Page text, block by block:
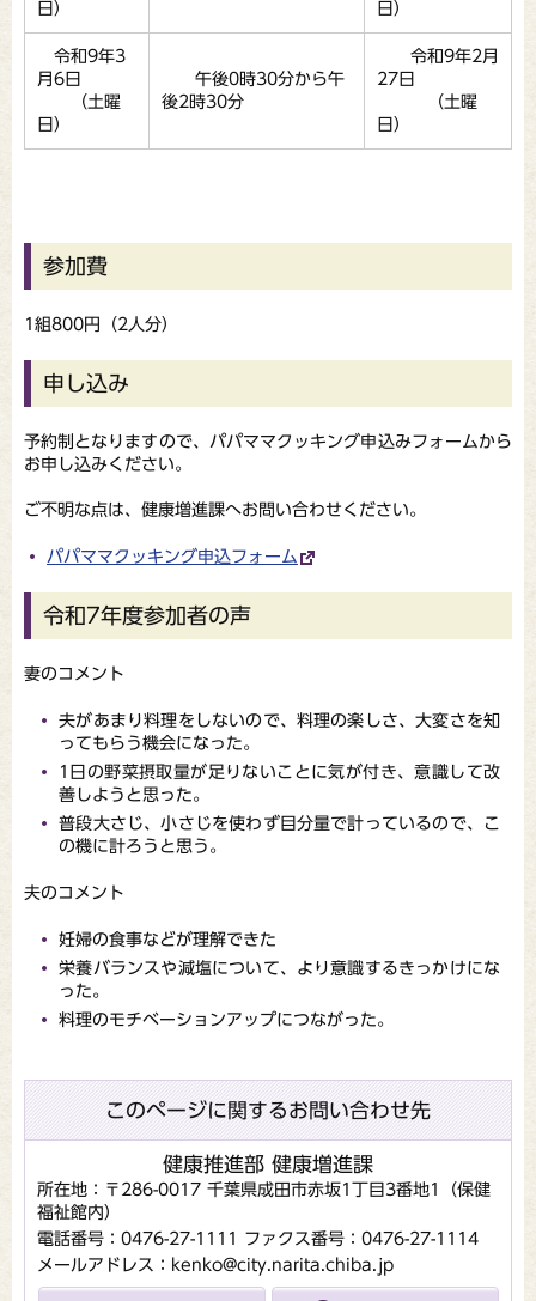
日） 日）
令和9年3
月6日
（土曜
日）
午後0時30分から午
後2時30分
令和9年2月
27日
（土曜
日）
参加費
1組800円（2人分）
申し込み
予約制となりますので、パパママクッキング申込みフォームから
お申し込みください。
ご不明な点は、健康増進課へお問い合わせください。
パパママクッキング申込フォーム
令和7年度参加者の声
妻のコメント
夫があまり料理をしないので、料理の楽しさ、大変さを知
ってもらう機会になった。
1日の野菜摂取量が足りないことに気が付き、意識して改
善しようと思った。
普段大さじ、小さじを使わず目分量で計っているので、こ
の機に計ろうと思う。
夫のコメント
妊婦の食事などが理解できた
栄養バランスや減塩について、より意識するきっかけにな
った。
料理のモチベーションアップにつながった。
このページに関するお問い合わせ先
健康推進部 健康増進課
所在地：〒286-0017 千葉県成田市赤坂1丁目3番地1（保健
福祉館内）
電話番号：0476-27-1111
ファクス番号：0476-27-1114
メールアドレス：kenko@city.narita.chiba.jp